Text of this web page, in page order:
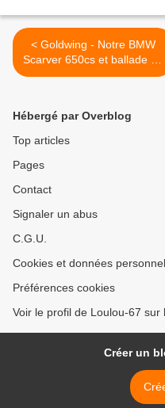
< Goldwing - Notre BMW
Scarver 650cs et ballade en
forêt noire
Hébergé par Overblog
Top articles
Pages
Contact
Signaler un abus
C.G.U.
Cookies et données
Préférences cookies
Voir le profil de Loulou-67 sur
Créer un